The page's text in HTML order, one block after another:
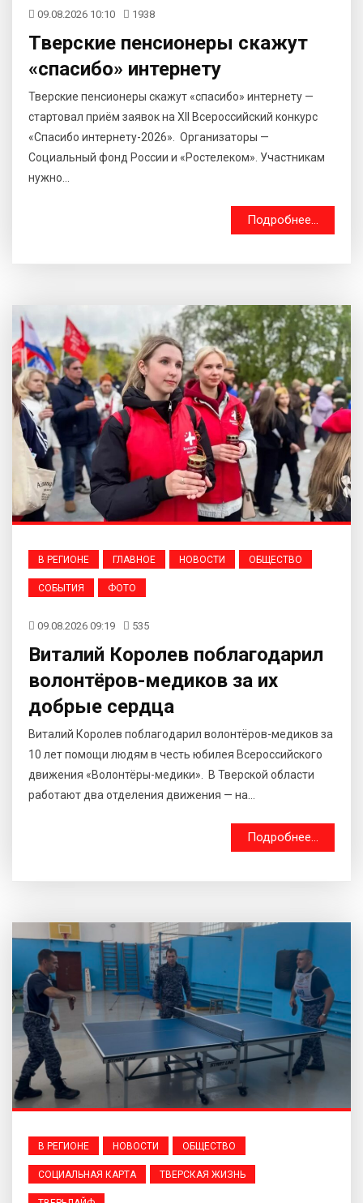
09.08.2026 10:10 1938
Тверские пенсионеры скажут
«спасибо» интернету
Тверские пенсионеры скажут «спасибо» интернету —
стартовал приём заявок на XII Всероссийский конкурс
«Спасибо интернету-2026». Организаторы —
Социальный фонд России и «Ростелеком». Участникам
нужно...
Подробнее...
В РЕГИОНЕ ГЛАВНОЕ НОВОСТИ ОБЩЕСТВО
СОБЫТИЯ ФОТО
09.08.2026 09:19 535
Виталий Королев поблагодарил
волонтёров-медиков за их
добрые сердца
Виталий Королев поблагодарил волонтёров-медиков за
10 лет помощи людям в честь юбилея Всероссийского
движения «Волонтёры-медики». В Тверской области
работают два отделения движения — на...
Подробнее...
В РЕГИОНЕ НОВОСТИ ОБЩЕСТВО
СОЦИАЛЬНАЯ КАРТА ТВЕРСКАЯ ЖИЗНЬ